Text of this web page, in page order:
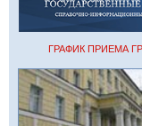
ГРАФИК ПРИЕМА